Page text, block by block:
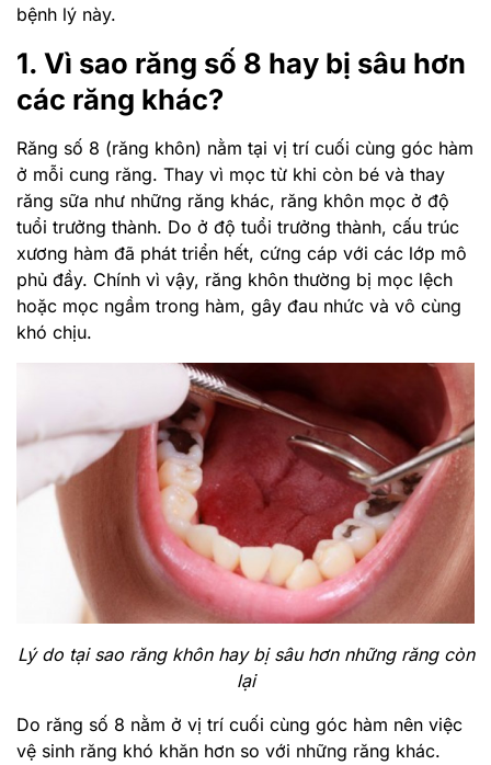
bệnh lý này.
1. Vì sao răng số 8 hay bị sâu hơn
các răng khác?
Răng số 8 (răng khôn) nằm tại vị trí cuối cùng góc hàm
ở mỗi cung răng. Thay vì mọc từ khi còn bé và thay
răng sữa như những răng khác, răng khôn mọc ở độ
tuổi trưởng thành. Do ở độ tuổi trưởng thành, cấu trúc
xương hàm đã phát triển hết, cứng cáp với các lớp mô
phủ đầy. Chính vì vậy, răng khôn thường bị mọc lệch
hoặc mọc ngầm trong hàm, gây đau nhức và vô cùng
khó chịu.
Lý do tại sao răng khôn hay bị sâu hơn những răng còn
lại
Do răng số 8 nằm ở vị trí cuối cùng góc hàm nên việc
vệ sinh răng khó khăn hơn so với những răng khác.